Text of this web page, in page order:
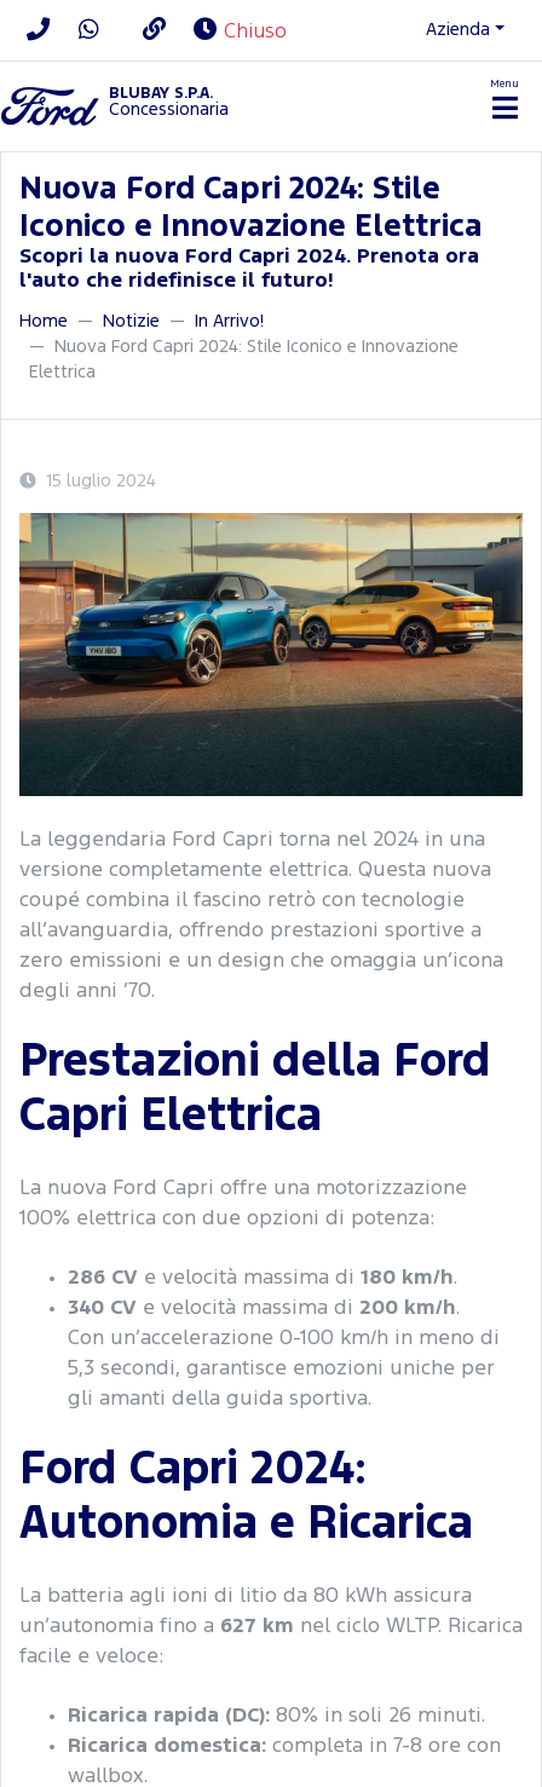
Chiuso Azienda
BLUBAY S.P.A.
Concessionaria
Menu
Nuova Ford Capri 2024: Stile
Iconico e Innovazione Elettrica
Scopri la nuova Ford Capri 2024. Prenota ora
l'auto che ridefinisce il futuro!
Home Notizie
In Arrivo!
Nuova Ford Capri 2024: Stile Iconico e Innovazione
Elettrica
15 luglio 2024
La leggendaria Ford Capri torna nel 2024 in una
versione completamente elettrica. Questa nuova
coupé combina il fascino retrò con tecnologie
all’avanguardia, offrendo prestazioni sportive a
zero emissioni e un design che omaggia un’icona
degli anni ’70.
Prestazioni della Ford
Capri Elettrica
La nuova Ford Capri offre una motorizzazione
100% elettrica con due opzioni di potenza:
286 CV e velocità massima di 180 km/h.
340 CV e velocità massima di 200 km/h.
Con un’accelerazione 0-100 km/h in meno di
5,3 secondi, garantisce emozioni uniche per
gli amanti della guida sportiva.
Ford Capri 2024:
Autonomia e Ricarica
La batteria agli ioni di litio da 80 kWh assicura
un’autonomia fino a 627 km nel ciclo WLTP. Ricarica
facile e veloce:
Ricarica rapida (DC): 80% in soli 26 minuti.
Ricarica domestica: completa in 7-8 ore con
wallbox.